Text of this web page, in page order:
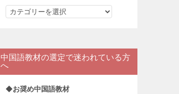
カ
リ
ー
中国語教材の選定で迷われている方
へ
◆お奨め中国語教材